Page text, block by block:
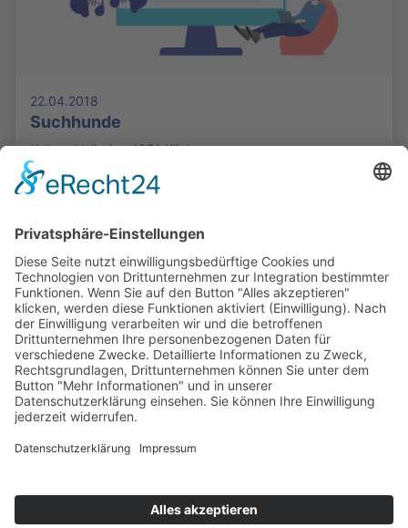
22.04.2018
Suchhunde
Helena Holbein - 1951 Klicks
Podcasts, Themen und Informationen.
Entdecken Sie unser Forum für Medien, Bildung
und Demokratie - jederzeit und überall
verfügbar.
Mehr erfahren
COOKIE-EINSTELLUNGEN